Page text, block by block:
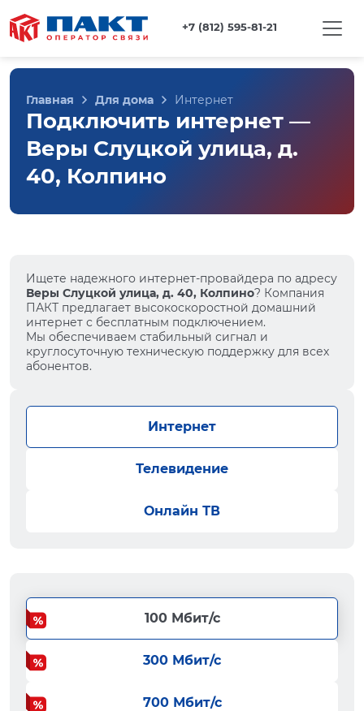
+7 (812) 595-81-21
Главная Для дома Интернет
Подключить интернет —
Веры Слуцкой улица, д.
40, Колпино
Ищете надежного интернет-провайдера по адресу
Веры Слуцкой улица, д. 40, Колпино? Компания
ПАКТ предлагает высокоскоростной домашний
интернет с бесплатным подключением.
Мы обеспечиваем стабильный сигнал и
круглосуточную техническую поддержку для всех
абонентов.
Интернет
Телевидение
Онлайн ТВ
100 Мбит/с
300 Мбит/с
700 Мбит/с